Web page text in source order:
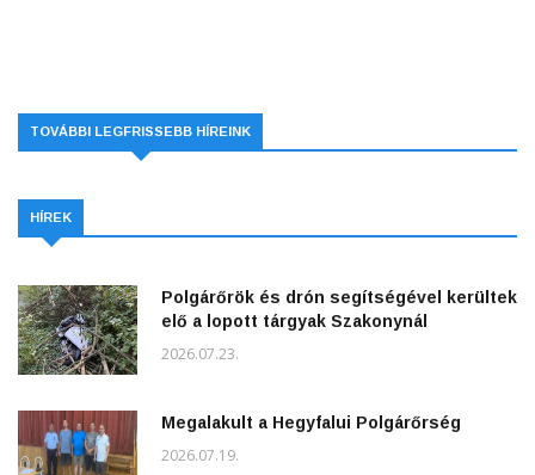
TOVÁBBI LEGFRISSEBB HÍREINK
HÍREK
Polgárőrök és drón segítségével kerültek
elő a lopott tárgyak Szakonynál
2026.07.23.
Megalakult a Hegyfalui Polgárőrség
2026.07.19.